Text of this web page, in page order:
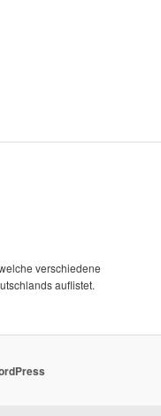
verschiedene
auflistet.